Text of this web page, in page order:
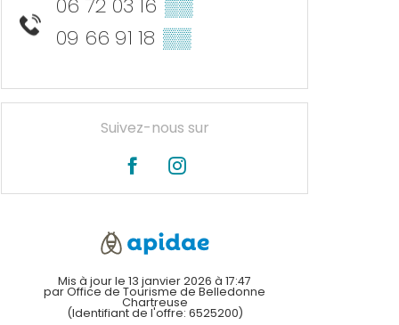
06 72 03 16 ▒▒
09 66 91 18 ▒▒
Suivez-nous sur
Mis à jour le 13 janvier 2026 à 17:47
par Office de Tourisme de Belledonne
Chartreuse
(Identifiant de l'offre: 6525200)